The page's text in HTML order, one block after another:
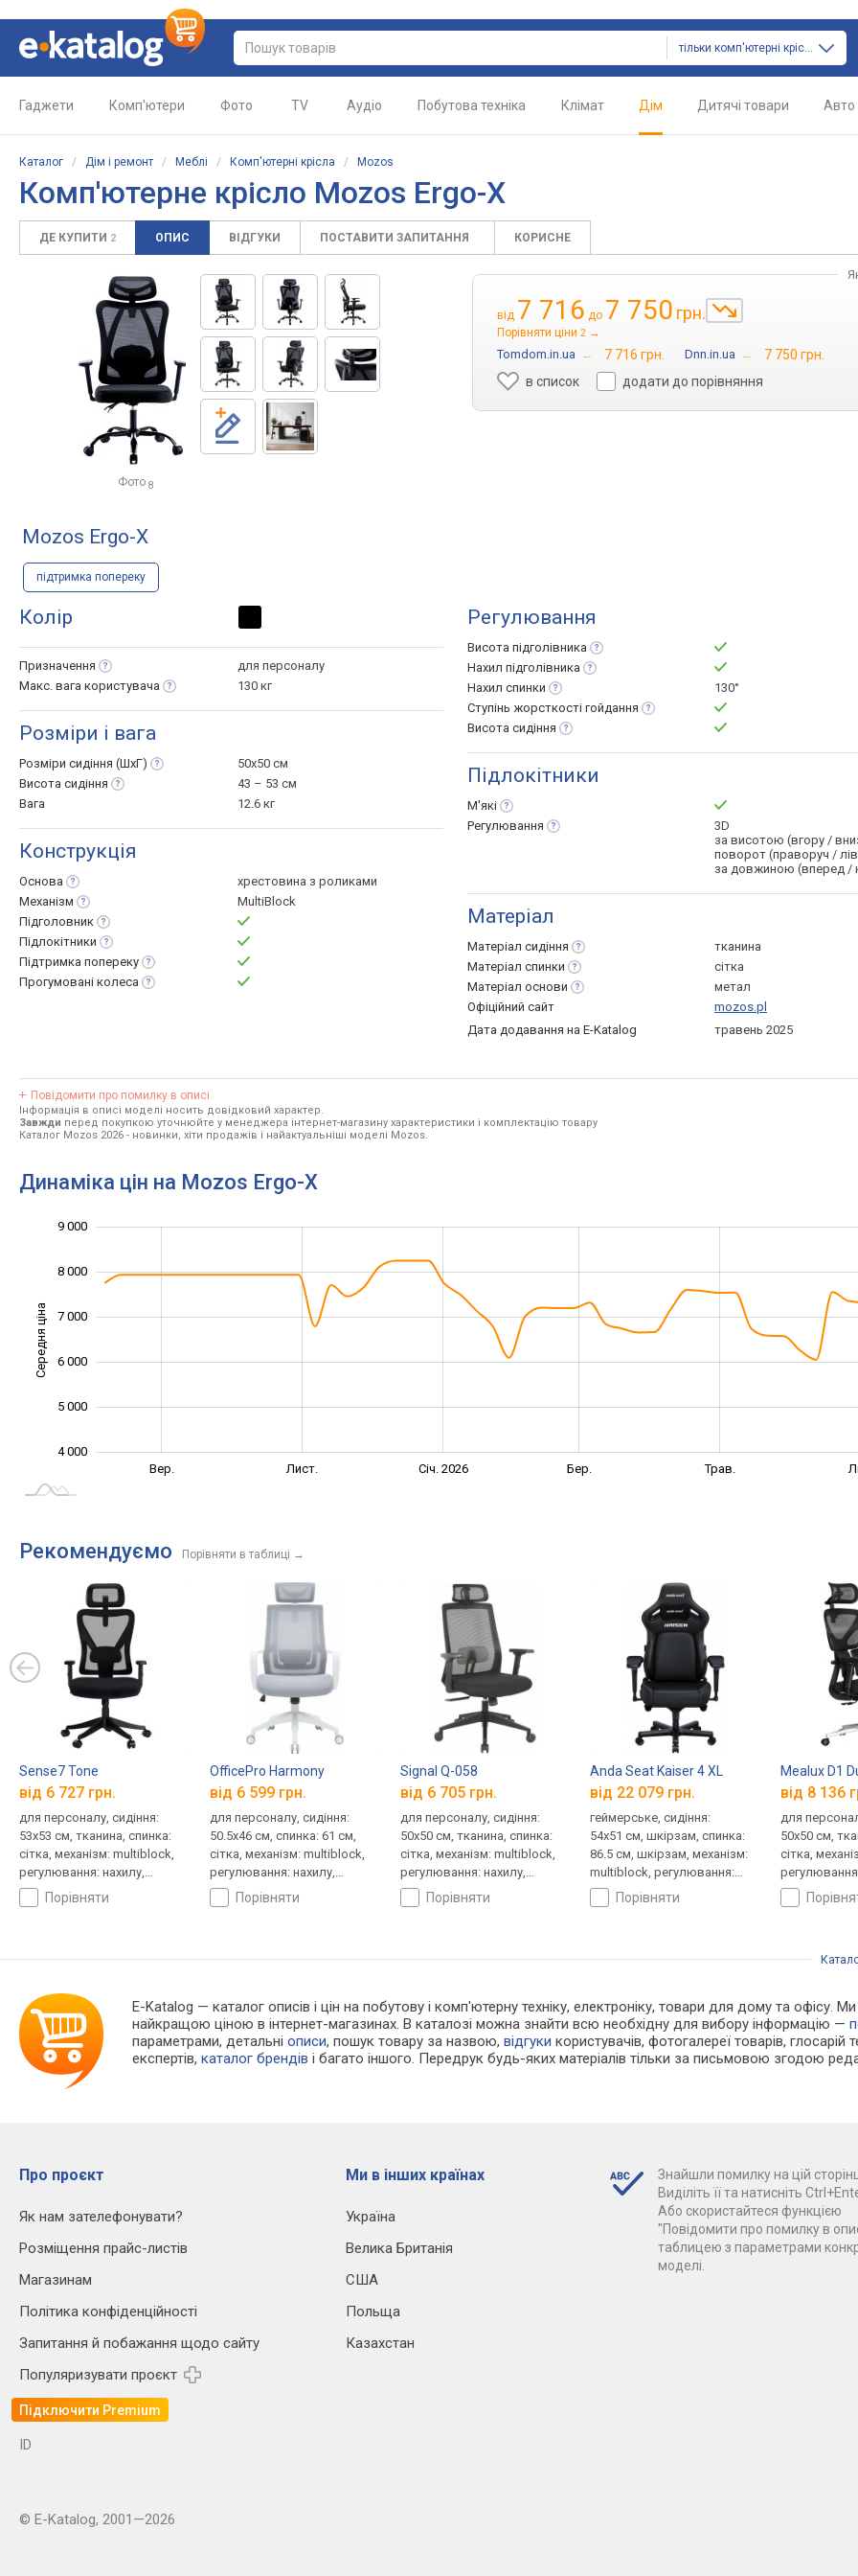
тільки комп'ютерні крісла
Гаджети Комп'ютери Фото TV Аудіо Побутова техніка Клімат Дім Дитячі товари Авто
Каталог / Дім і ремонт / Меблі / Комп'ютерні крісла / Mozos
Комп'ютерне крісло Mozos Ergo-X
ДЕ КУПИТИ 2 ОПИС ВІДГУКИ ПОСТАВИТИ ЗАПИТАННЯ КОРИСНЕ
Фото 8
від 7 716 до 7 750 грн.
Порівняти ціни 2 →
Tomdom.in.ua → 7 716 грн. Dnn.in.ua →
7 750 грн.
в список
додати до порівняння
Mozos Ergo-X
підтримка попереку
Колір
Призначення
для персоналу
Макс. вага користувача 130 кг
Розміри і вага
Розміри сидіння (ШхГ)
50x50 см
Висота сидіння
43 – 53 см
Вага
12.6 кг
Конструкція
Основа
хрестовина з роликами
Механізм
MultiBlock
Підголовник
Підлокітники
Підтримка попереку
Прогумовані колеса
Регулювання
Висота підголівника
Нахил підголівника
Нахил спинки
130°
Ступінь жорсткості гойдання
Висота сидіння
Підлокітники
М'які
Регулювання
3D
за висотою (вгору /
поворот (праворуч /
за довжиною (вперед /
Матеріал
Матеріал сидіння
тканина
Матеріал спинки
сітка
Матеріал основи
метал
Офіційний сайт
mozos.pl
Дата додавання на E-Katalog
травень 2025
Повідомити про помилку в описі
Інформація в описі моделі носить довідковий характер.
Завжди перед покупкою уточнюйте у менеджера інтернет-магазину характеристики і комплектацію товару
Каталог Mozos 2026 - новинки, хіти продажів і найактуальніші моделі Mozos.
Динаміка цін на Mozos Ergo-X
Середня ціна
4 000
5 000
6 000
7 000
9 000
8 000
Вер. Лист. Січ. 2026 Бер. Трав.
Рекомендуємо Порівняти в таблиці →
Sense7 Tone
від 6 727 грн.
для персоналу, сидіння:
53x53 см, тканина, спинка:
сітка, механізм: multiblock,
регулювання: нахилу,
висоти, жорсткості
порівняти
OfficePro Harmony
від 6 599 грн.
для персоналу, сидіння:
50.5x46 см, спинка: 61 см,
сітка, механізм: multiblock,
регулювання: нахилу,
висоти, жорсткості
порівняти
Signal Q-058
від 6 705 грн.
для персоналу, сидіння:
50x50 см, тканина, спинка:
сітка, механізм: multiblock,
регулювання: нахилу,
висоти, жорсткості
порівняти
Anda Seat Kaiser 4 XL
від 22 079 грн.
геймерське, сидіння:
54x51 см, шкірзам, спинка:
86.5 см, шкірзам, механізм:
multiblock, регулювання:
нахилу, висоти, жорсткості
порівняти
Mealux D1
від 8 136
для
50x50 см,
сітка,
висоти,
E-Katalog — каталог описів і цін на побутову і комп'ютерну техніку, електроніку, товари для дому та
найкращою ціною в інтернет-магазинах. В каталозі можна знайти всю необхідну для вибору інформацію —
параметрами, детальніописи, пошук товару за назвою,відгуки користувачів, фотогалереї товарів, глосарій
експертів,каталог брендів і багато іншого. Передрук будь-яких матеріалів тільки за письмовою згодою
Про проєкт
Як нам зателефонувати?
Розміщення прайс-листів
Магазинам
Політика конфіденційності
Запитання й побажання щодо сайту
Популяризувати проєкт
Підключити Premium
Ми в інших країнах
Україна
Велика Британія
США
Польща
Казахстан
Знайшли помилку на цій
Виділіть її та натисніть
Або скористайтеся функцією
"Повідомити про помилку в
таблицею з параметрами
моделі.
ID
© E-Katalog, 2001—2026